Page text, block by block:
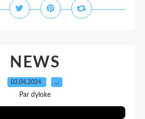
NEWS
03.04.2024 …
Par dyloke